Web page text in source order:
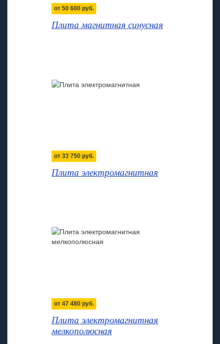
от 50 600руб.
Плита магнитная синусная
от 33 750руб.
Плита электромагнитная
от 47 480руб.
Плита электромагнитная
мелкополюсная